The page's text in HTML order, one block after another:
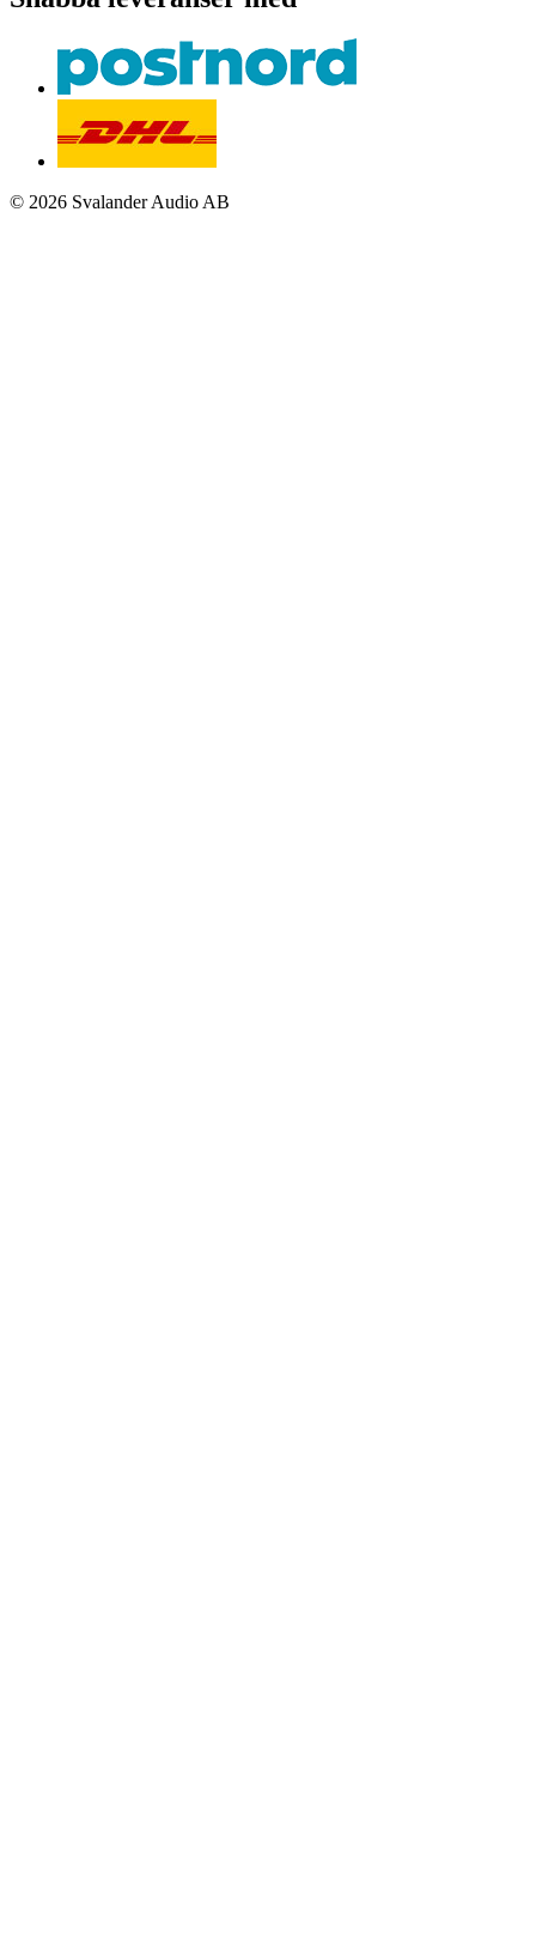
© 2026 Svalander Audio AB